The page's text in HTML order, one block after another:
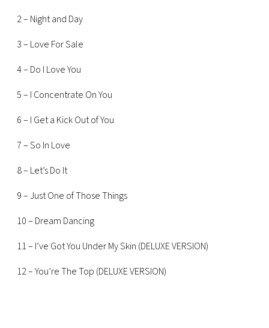
2 – Night and Day
3 – Love For Sale
4 – Do I Love You
5 – I Concentrate On You
6 – I Get a Kick Out of You
7 – So In Love
8 – Let’s Do It
9 – Just One of Those Things
10 – Dream Dancing
11 – I’ve Got You Under My Skin (DELUXE VERSION)
12 – You’re The Top (DELUXE VERSION)